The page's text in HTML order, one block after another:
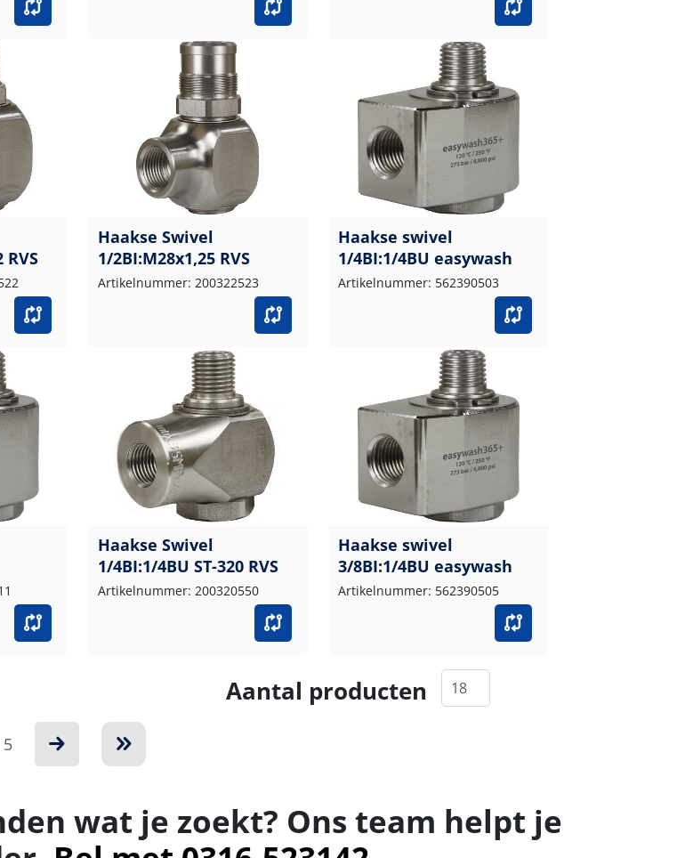
RVS
Haakse Swivel
1/2BI:M28x1,25 RVS
Artikelnummer: 200322523
Haakse swivel
1/4BI:1/4BU easywash
Artikelnummer: 562390503
Haakse Swivel
1/4BI:1/4BU ST-320 RVS
Artikelnummer: 200320550
Haakse swivel
3/8BI:1/4BU easywash
Artikelnummer: 562390505
5
Aantal producten
wat je zoekt? Ons team helpt je